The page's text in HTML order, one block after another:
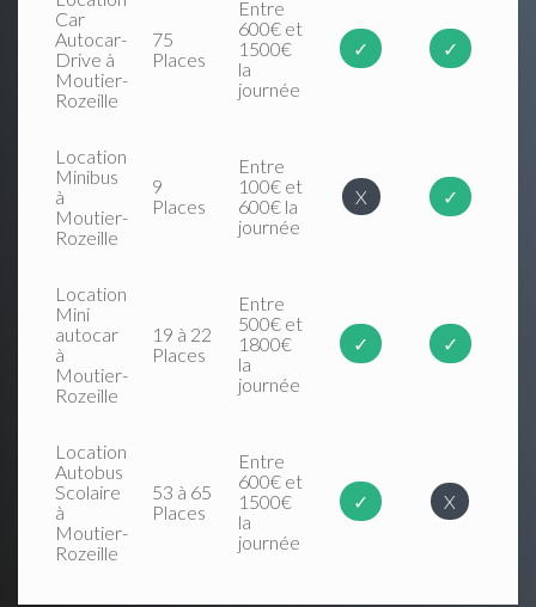
Car
Autocar-
Drive à
Moutier-
Rozeille
75
Places
Entre
600€ et
1500€
la
journée
✓ ✓
Location
Minibus
à
Moutier-
Rozeille
9
Places
Entre
100€ et
600€ la
journée
X ✓
Location
Mini
autocar
à
Moutier-
Rozeille
19 à 22
Places
Entre
500€ et
1800€
la
journée
✓ ✓
Location
Autobus
Scolaire
à
Moutier-
Rozeille
53 à 65
Places
Entre
600€ et
1500€
la
journée
✓ X